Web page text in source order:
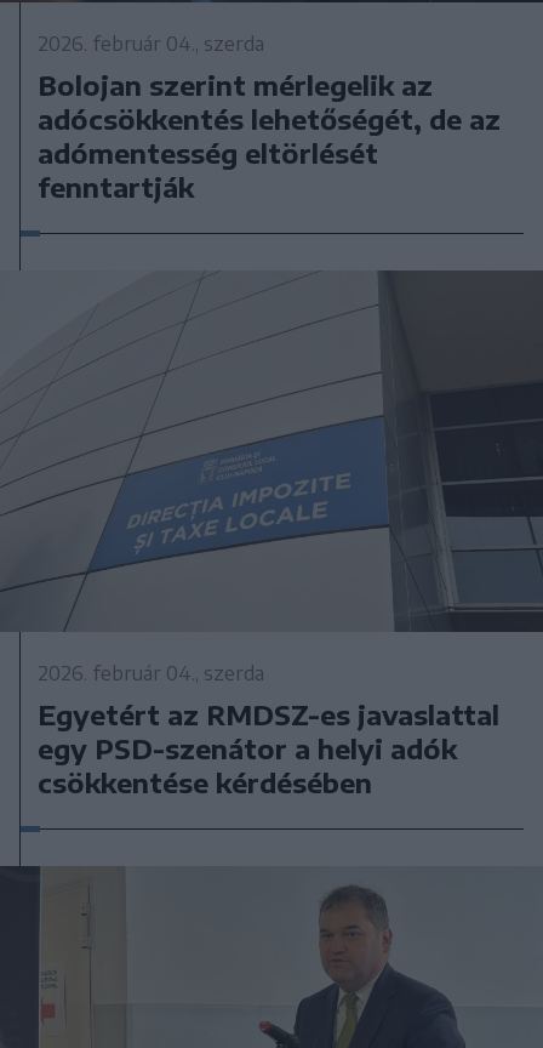
2026. február 04., szerda
Bolojan szerint mérlegelik az
adócsökkentés lehetőségét, de az
adómentesség eltörlését
fenntartják
2026. február 04., szerda
Egyetért az RMDSZ-es javaslattal
egy PSD-szenátor a helyi adók
csökkentése kérdésében